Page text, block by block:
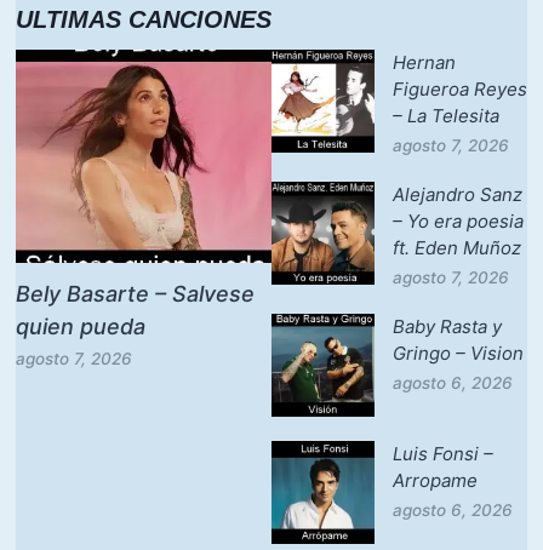
ULTIMAS CANCIONES
Bely Basarte – Salvese
quien pueda
agosto 7, 2026
Hernan
Figueroa Reyes
– La Telesita
agosto 7, 2026
Alejandro Sanz
– Yo era poesia
ft. Eden Muñoz
agosto 7, 2026
Baby Rasta y
Gringo – Vision
agosto 6, 2026
Luis Fonsi –
Arropame
agosto 6, 2026